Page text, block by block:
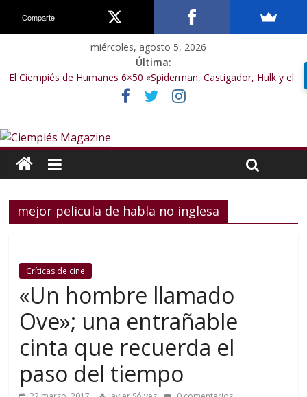
miércoles, agosto 5, 2026
Última:
El Ciempiés de Humanes 6×50 «Spiderman, Castigador, Hulk y el
final de la sexta temporada»
El Ciempiés de Humanes 6×49 «Kiritaaaaa»
El Ciempiés de Humanes 6×47 «De nada por nada»
El Ciempiés de Humanes 6×46 «Ciudadano Minion»
mejor pelicula de habla no inglesa
Críticas de cine
«Un hombre llamado
Ove»; una entrañable
cinta que recuerda el
paso del tiempo
Comparte